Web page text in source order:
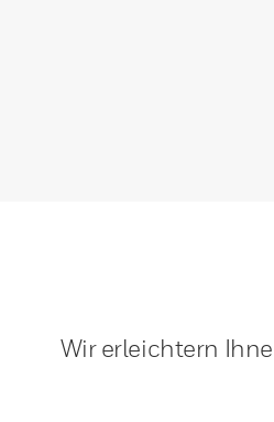
Wir erleichtern